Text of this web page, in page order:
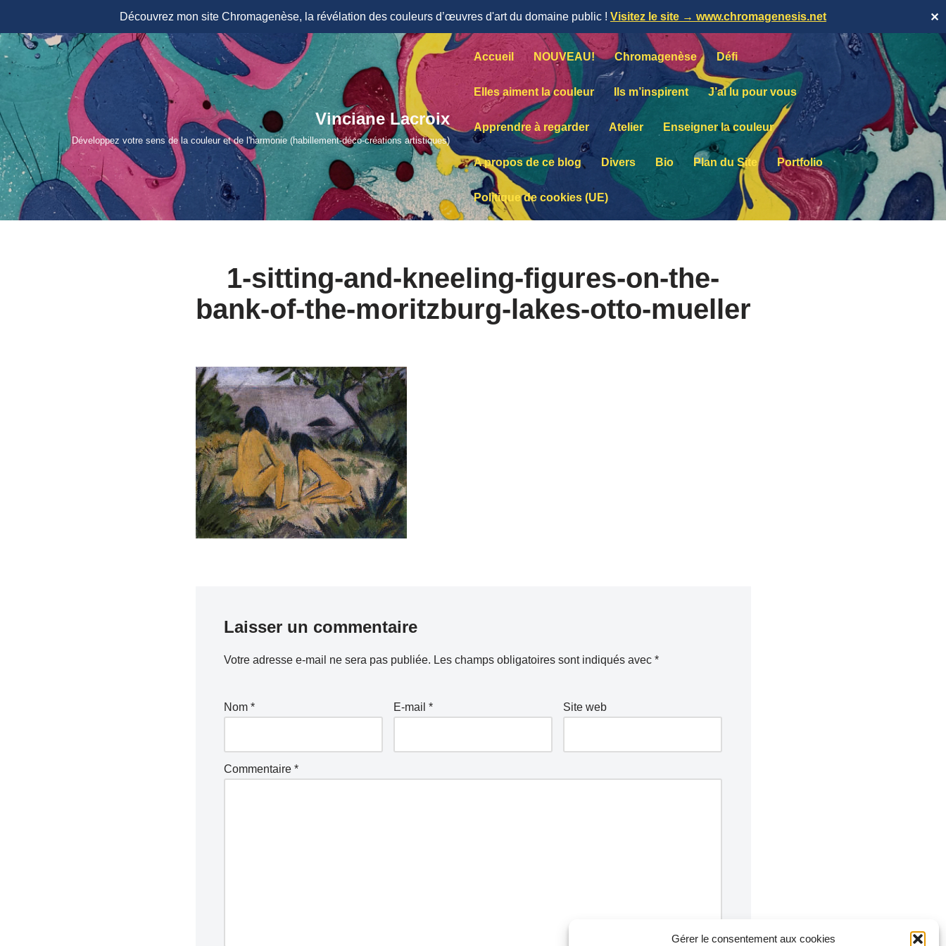
Gérer le consentement aux cookies
Découvrez mon site Chromagenèse, la révélation des couleurs d’œuvres d'art du domaine public ! Visitez le site → www.chromagenesis.net ✕
Aller
contenu
Vinciane Lacroix
Développez votre sens de la couleur et de l'harmonie (habillement-déco-créations artistiques)
Accueil NOUVEAU! Chromagenèse Défi
Elles aiment la couleur Ils m’inspirent J’ai lu pour vous
Apprendre à regarder Atelier Enseigner la couleur
A propos de ce blog Divers Bio Plan du Site Portfolio
Politique de cookies (UE)
1-sitting-and-kneeling-figures-on-the-
bank-of-the-moritzburg-lakes-otto-mueller
Laisser un commentaire
Votre adresse e-mail ne sera pas publiée. Les champs obligatoires sont indiqués avec *
Nom * E-mail * Site web
Commentaire *